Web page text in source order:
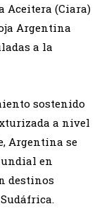
Aceitera (Ciara)
Argentina
a la
sostenido
a nivel
Argentina se
en
destinos